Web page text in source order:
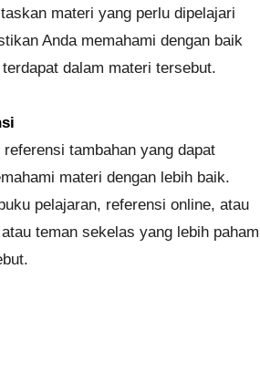
materi yang perlu dipelajari
Anda memahami dengan baik
dalam materi tersebut.
tambahan yang dapat
materi dengan lebih baik.
pelajaran, referensi online, atau
teman sekelas yang lebih paham